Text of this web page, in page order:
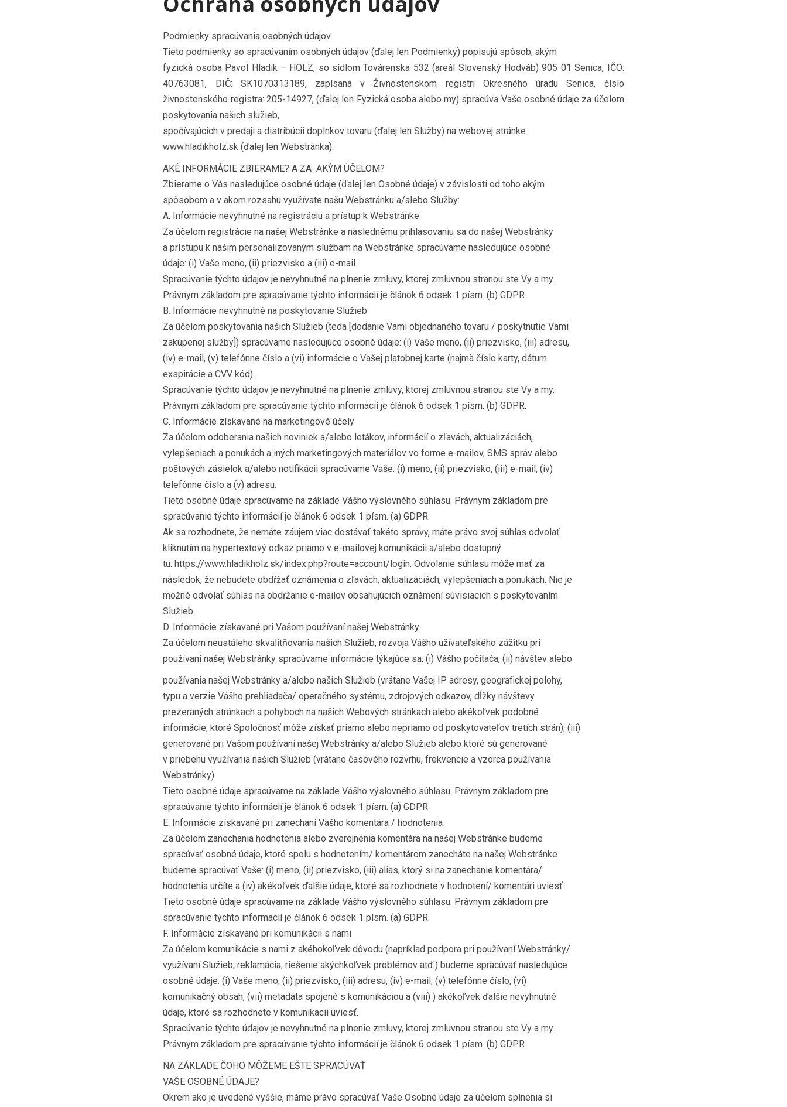
Podmienky spracúvania osobných údajov
Tieto podmienky so spracúvaním osobných údajov (ďalej len Podmienky) popisujú spôsob, akým
fyzická osoba Pavol Hladík – HOLZ, so sídlom Továrenská 532 (areál Slovenský Hodváb) 905 01 Senica, IČO:
40763081, DIČ: SK1070313189, zapísaná v Živnostenskom registri Okresného úradu Senica, číslo
živnostenského registra: 205-14927, (ďalej len Fyzická osoba alebo my) spracúva Vaše osobné údaje za účelom
poskytovania našich služieb,
spočívajúcich v predaji a distribúcii doplnkov tovaru (ďalej len Služby) na webovej stránke
www.hladikholz.sk (ďalej len Webstránka).
AKÉ INFORMÁCIE ZBIERAME? A ZA AKÝM ÚČELOM?
Zbierame o Vás nasledujúce osobné údaje (ďalej len Osobné údaje) v závislosti od toho akým
spôsobom a v akom rozsahu využívate našu Webstránku a/alebo Služby:
A. Informácie nevyhnutné na registráciu a prístup k Webstránke
Za účelom registrácie na našej Webstránke a následnému prihlasovaniu sa do našej Webstránky
a prístupu k našim personalizovaným službám na Webstránke spracúvame nasledujúce osobné
údaje: (i) Vaše meno, (ii) priezvisko a (iii) e-mail.
Spracúvanie týchto údajov je nevyhnutné na plnenie zmluvy, ktorej zmluvnou stranou ste Vy a my.
Právnym základom pre spracúvanie týchto informácií je článok 6 odsek 1 písm. (b) GDPR.
B. Informácie nevyhnutné na poskytovanie Služieb
Za účelom poskytovania našich Služieb (teda [dodanie Vami objednaného tovaru / poskytnutie Vami
zakúpenej služby]) spracúvame nasledujúce osobné údaje: (i) Vaše meno, (ii) priezvisko, (iii) adresu,
(iv) e-mail, (v) telefónne číslo a (vi) informácie o Vašej platobnej karte (najmä číslo karty, dátum
exspirácie a CVV kód) .
Spracúvanie týchto údajov je nevyhnutné na plnenie zmluvy, ktorej zmluvnou stranou ste Vy a my.
Právnym základom pre spracúvanie týchto informácií je článok 6 odsek 1 písm. (b) GDPR.
C. Informácie získavané na marketingové účely
Za účelom odoberania našich noviniek a/alebo letákov, informácií o zľavách, aktualizáciách,
vylepšeniach a ponukách a iných marketingových materiálov vo forme e-mailov, SMS správ alebo
poštových zásielok a/alebo notifikácii spracúvame Vaše: (i) meno, (ii) priezvisko, (iii) e-mail, (iv)
telefónne číslo a (v) adresu.
Tieto osobné údaje spracúvame na základe Vášho výslovného súhlasu. Právnym základom pre
spracúvanie týchto informácií je článok 6 odsek 1 písm. (a) GDPR.
Ak sa rozhodnete, že nemáte záujem viac dostávať takéto správy, máte právo svoj súhlas odvolať
kliknutím na hypertextový odkaz priamo v e-mailovej komunikácii a/alebo dostupný
tu: https://www.hladikholz.sk/index.php?route=account/login. Odvolanie súhlasu môže mať za
následok, že nebudete obdŕžať oznámenia o zľavách, aktualizáciách, vylepšeniach a ponukách. Nie je
možné odvolať súhlas na obdŕžanie e-mailov obsahujúcich oznámení súvisiacich s poskytovaním
Služieb.
D. Informácie získavané pri Vašom používaní našej Webstránky
Za účelom neustáleho skvalitňovania našich Služieb, rozvoja Vášho užívateľského zážitku pri
používaní našej Webstránky spracúvame informácie týkajúce sa: (i) Vášho počítača, (ii) návštev alebo
používania našej Webstránky a/alebo našich Služieb (vrátane Vašej IP adresy, geografickej polohy,
typu a verzie Vášho prehliadača/ operačného systému, zdrojových odkazov, dĺžky návštevy
prezeraných stránkach a pohyboch na našich Webových stránkach alebo akékoľvek podobné
informácie, ktoré Spoločnosť môže získať priamo alebo nepriamo od poskytovateľov tretích strán), (iii)
generované pri Vašom používaní našej Webstránky a/alebo Služieb alebo ktoré sú generované
v priebehu využívania našich Služieb (vrátane časového rozvrhu, frekvencie a vzorca používania
Webstránky).
Tieto osobné údaje spracúvame na základe Vášho výslovného súhlasu. Právnym základom pre
spracúvanie týchto informácií je článok 6 odsek 1 písm. (a) GDPR.
E. Informácie získavané pri zanechaní Vášho komentára / hodnotenia
Za účelom zanechania hodnotenia alebo zverejnenia komentára na našej Webstránke budeme
spracúvať osobné údaje, ktoré spolu s hodnotením/ komentárom zanecháte na našej Webstránke
budeme spracúvať Vaše: (i) meno, (ii) priezvisko, (iii) alias, ktorý si na zanechanie komentára/
hodnotenia určíte a (iv) akékoľvek ďalšie údaje, ktoré sa rozhodnete v hodnotení/ komentári uviesť.
Tieto osobné údaje spracúvame na základe Vášho výslovného súhlasu. Právnym základom pre
spracúvanie týchto informácií je článok 6 odsek 1 písm. (a) GDPR.
F. Informácie získavané pri komunikácii s nami
Za účelom komunikácie s nami z akéhokoľvek dôvodu (napríklad podpora pri používaní Webstránky/
využívaní Služieb, reklamácia, riešenie akýchkoľvek problémov atď.) budeme spracúvať nasledujúce
osobné údaje: (i) Vaše meno, (ii) priezvisko, (iii) adresu, (iv) e-mail, (v) telefónne číslo, (vi)
komunikačný obsah, (vii) metadáta spojené s komunikáciou a (viii) ) akékoľvek ďalšie nevyhnutné
údaje, ktoré sa rozhodnete v komunikácii uviesť.
Spracúvanie týchto údajov je nevyhnutné na plnenie zmluvy, ktorej zmluvnou stranou ste Vy a my.
Právnym základom pre spracúvanie týchto informácií je článok 6 odsek 1 písm. (b) GDPR.
NA ZÁKLADE ČOHO MÔŽEME EŠTE SPRACÚVAŤ
VAŠE OSOBNÉ ÚDAJE?
Okrem ako je uvedené vyššie, máme právo spracúvať Vaše Osobné údaje za účelom splnenia si